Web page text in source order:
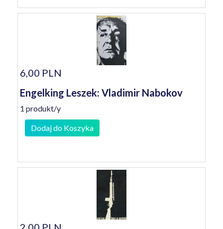
6,00 PLN
Engelking Leszek: Vladimir Nabokov
1 produkt/y
Dodaj do Koszyka